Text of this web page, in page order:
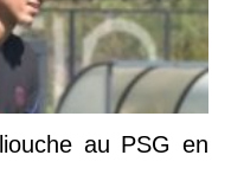
au PSG en